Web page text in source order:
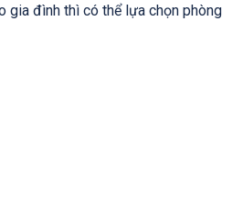
gia đình thì có thể lựa chọn phòng